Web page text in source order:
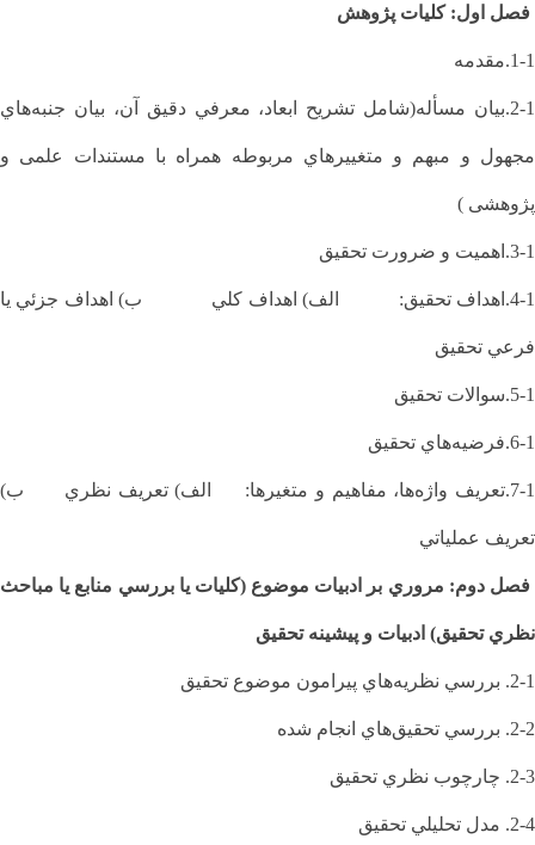
فصل اول: کلیات پژوهش
1-1.مقدمه
2-1.بيان مسأله(شامل تشريح ابعاد، معرفي دقيق آن، بيان جنبه‌هاي
مجهول و مبهم و متغييرهاي مربوطه همراه با مستندات علمی و
پژوهشی )
3-1.اهميت و ضرورت تحقيق
4-1.اهداف تحقيق: الف) اهداف كلي ب) اهداف جزئي يا
فرعي تحقيق
5-1.سوالات تحقیق
6-1.فرضيه‌هاي تحقيق
7-1.تعريف واژه‌ها، مفاهيم و متغيرها: الف) تعريف نظري ب)
تعريف عملياتي
فصل دوم: مروري بر ادبيات موضوع (كليات يا بررسي منابع يا مباحث
نظري تحقيق) ادبیات و پیشینه تحقیق
2-1. بررسي نظريه‌هاي پيرامون موضوع تحقيق
2-2. بررسي تحقيق‌هاي انجام شده
2-3. چارچوب نظري تحقيق
2-4. مدل تحليلي تحقيق